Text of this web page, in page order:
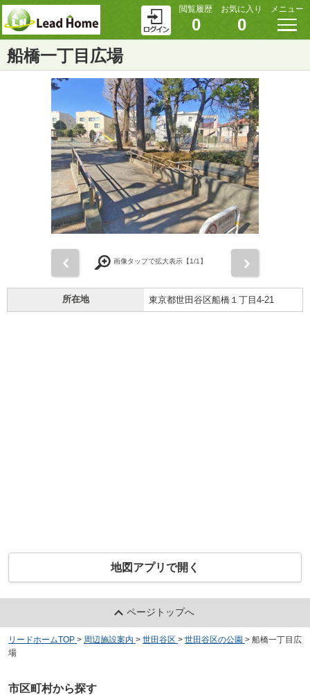
閲覧履歴
0
お気に入り
0
メニュー
船橋一丁目広場
画像タップで拡大表示【1/1】
所在地 東京都世田谷区船橋１丁目4-21
地図アプリで開く
ページトップへ
リードホームTOP > 周辺施設案内 > 世田谷区 > 世田谷区の公園 > 船橋一丁目広
場
市区町村から探す